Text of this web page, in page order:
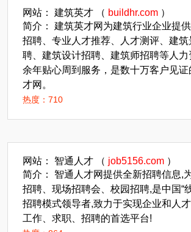
网站： 建筑英才 （ buildhr.com ）
简介： 建筑英才网为建筑行业企业提
招聘、专业人才推荐、人才测评、建筑
聘、建筑设计招聘、建筑师招聘等人
余年贴心周到服务，是数十万客户见证
才网。
热度：710
网站： 智通人才 （ job5156.com ）
简介： 智通人才网提供全新招聘信息,
招聘、现场招聘会、校园招聘,是中国“
招聘模式领导者,致力于实现企业和人
工作、求职、招聘的首选平台!